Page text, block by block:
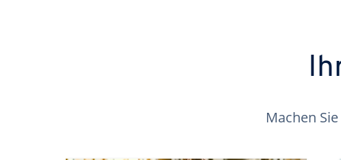
Machen